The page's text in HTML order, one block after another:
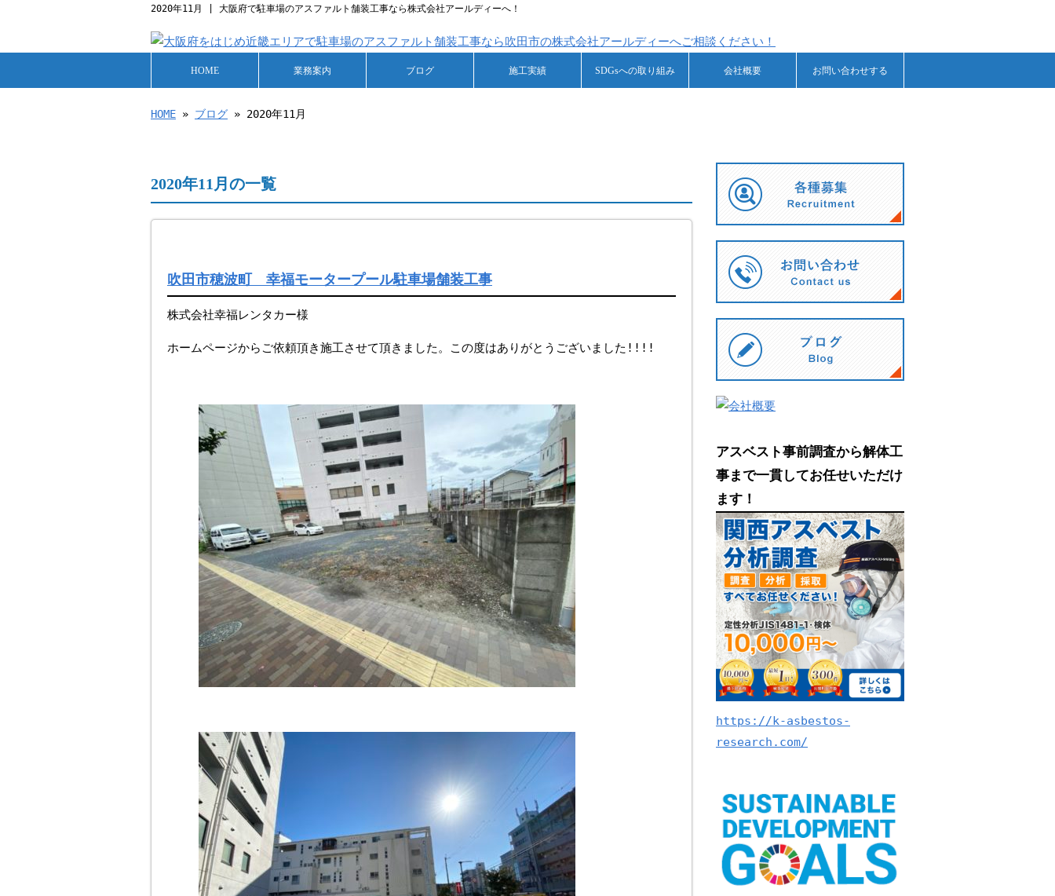
2020年11月 | 大阪府で駐車場のアスファルト舗装工事なら株式会社アールディーへ！
HOME 業務案内 ブログ 施工実績 SDGsへの取り組み 会社概要 お問い合わせする
HOME » ブログ » 2020年11月
2020年11月の一覧
吹田市穂波町 幸福モータープール駐車場舗装工事
株式会社幸福レンタカー様
ホームページからご依頼頂き施工させて頂きました。この度はありがとうございました!!!!
アスベスト事前調査から解体工
事まで一貫してお任せいただけ
ます！
https://k-asbestos-
research.com/